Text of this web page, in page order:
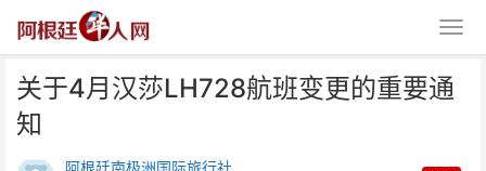
关于4月汉莎LH728航班变更的重要通
知
阿根廷南极洲国际旅行社